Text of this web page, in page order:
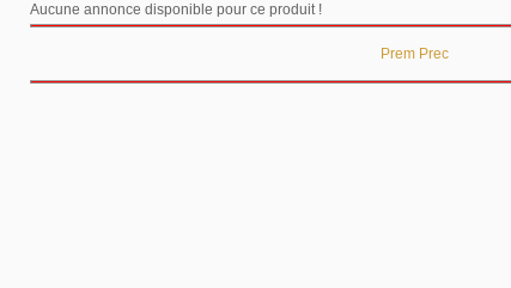
Aucune annonce disponible pour ce produit !
Prem Prec